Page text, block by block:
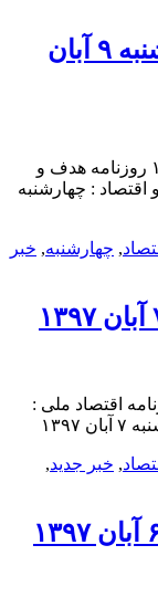
روزنامه هدف و اقتصاد : چهارشنبه ۹ آبان
روزنامه هدف و اقتصاد : چهارشنبه ۹ آبان ۱۳۹۷ روزنامه هدف و
روزنامه هدف و اقتصاد : چهارشنبه
, چهارشنبه, خبر
ملی : دوشنبه ۷ آبان ۱۳۹۷ روزنامه اقتصاد ملی :
, خبر جدید,